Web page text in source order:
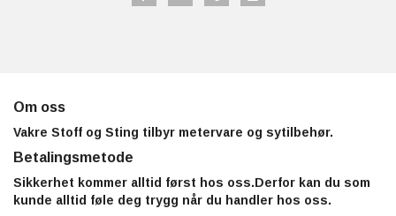
Om oss
Vakre Stoff og Sting tilbyr metervare og sytilbehør.
Betalingsmetode
Sikkerhet kommer alltid først hos oss.Derfor kan du som
kunde alltid føle deg trygg når du handler hos oss.